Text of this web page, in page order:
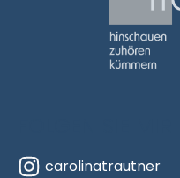
carolinatrautner